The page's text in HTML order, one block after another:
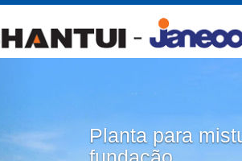
Planta para